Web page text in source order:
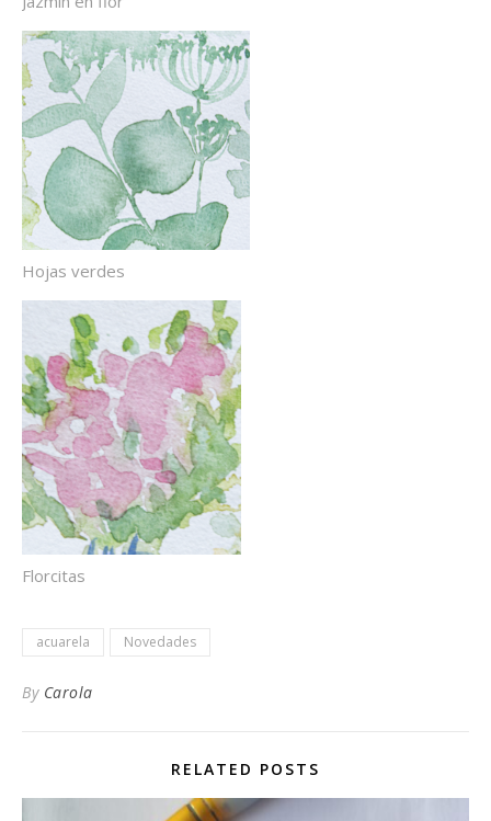
Hojas verdes
Florcitas
acuarela Novedades
By Carola
RELATED POSTS